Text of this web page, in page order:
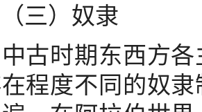
）奴隶
时期东西方各
程度不同的奴